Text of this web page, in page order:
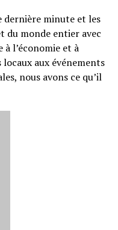
dernière minute et les
du monde entier avec
l’économie et à
aux événements
nous avons ce qu’il